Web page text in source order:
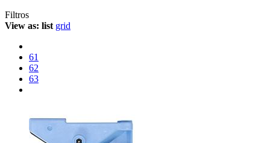
Filtros
View as: list grid
61
62
63